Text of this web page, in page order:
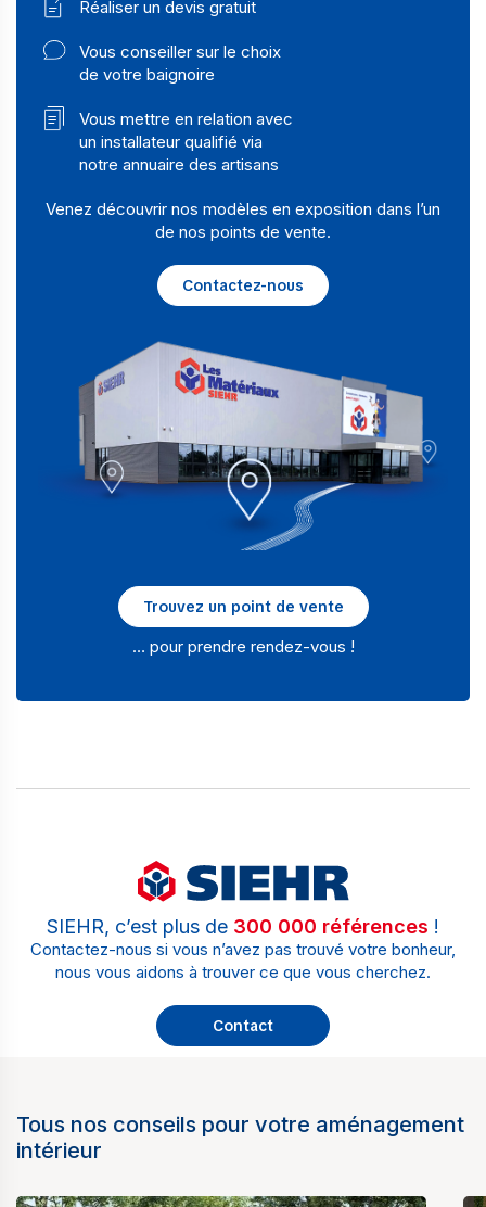
Réaliser un devis gratuit
Vous conseiller sur le choix
de votre baignoire
Vous mettre en relation avec
un installateur qualifié via
notre annuaire des artisans
Venez découvrir nos modèles en exposition dans l’un
de nos points de vente.
Contactez-nous
Trouvez un point de vente
… pour prendre rendez-vous !
SIEHR, c’est plus de 300 000 références !
Contactez-nous si vous n’avez pas trouvé votre bonheur,
nous vous aidons à trouver ce que vous cherchez.
Contact
Tous nos conseils pour votre aménagement
intérieur